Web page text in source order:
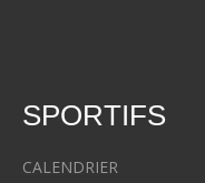
SPORTIFS
CALENDRIER